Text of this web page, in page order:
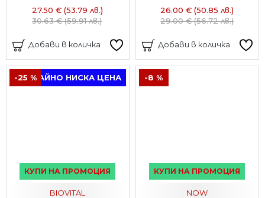
27.50 € (53.79 лв.)
30.63 € (59.91 лв.)
Добави в количка
26.00 € (50.85 лв.)
29.00 € (56.72 лв.)
Добави в количка
ТРАЙНО НИСКА ЦЕНА
КУПИ НА ПРОМОЦИЯ
-25 %
BIOVITAL
КУПИ НА ПРОМОЦИЯ
-8 %
NOW